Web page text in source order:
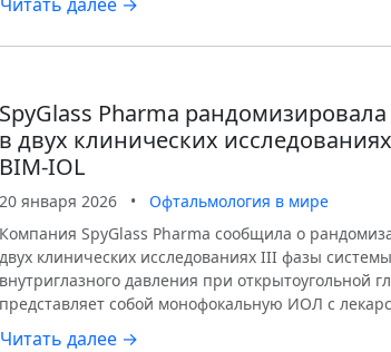
SpyGlass Pharma
в двух клинических
BIM-IOL
20 января 2026 •
Офтальмология в мире
Компания SpyGlass Pharma сообщила о
двух клинических исследованиях III фазы
внутриглазного давления при открытоугольной
представляет собой монофокальную ИОЛ с
Читать далее →